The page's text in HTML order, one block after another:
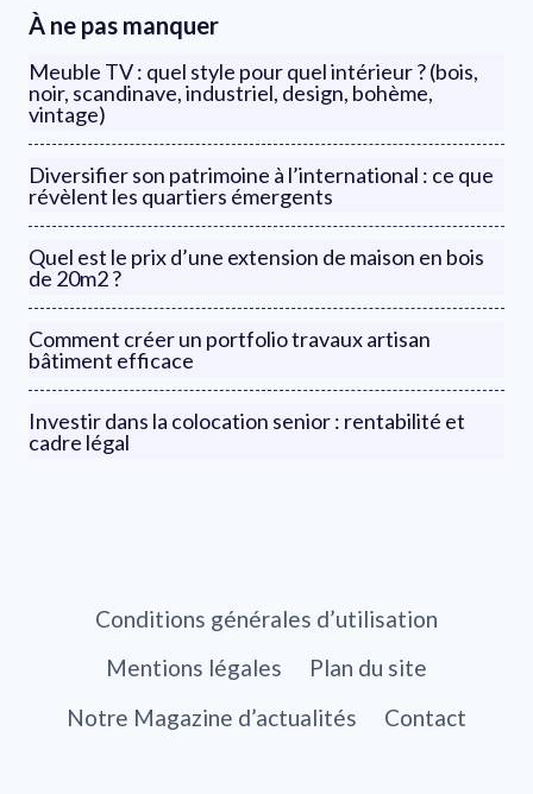
À ne pas manquer
Meuble TV : quel style pour quel intérieur ? (bois,
noir, scandinave, industriel, design, bohème,
vintage)
Diversifier son patrimoine à l’international : ce que
révèlent les quartiers émergents
Quel est le prix d’une extension de maison en bois
de 20m2 ?
Comment créer un portfolio travaux artisan
bâtiment efficace
Investir dans la colocation senior : rentabilité et
cadre légal
Conditions générales d’utilisation
Mentions légales
Plan du site
Notre Magazine d’actualités
Contact